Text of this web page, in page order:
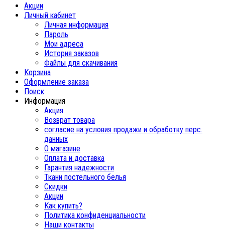
Акции
Личный кабинет
Личная информация
Пароль
Мои адреса
История заказов
Файлы для скачивания
Корзина
Оформление заказа
Поиск
Информация
Акция
Возврат товара
согласие на условия продажи и обработку перс.
данных
О магазине
Оплата и доставка
Гарантия надежности
Ткани постельного белья
Скидки
Акции
Как купить?
Политика конфиденциальности
Наши контакты